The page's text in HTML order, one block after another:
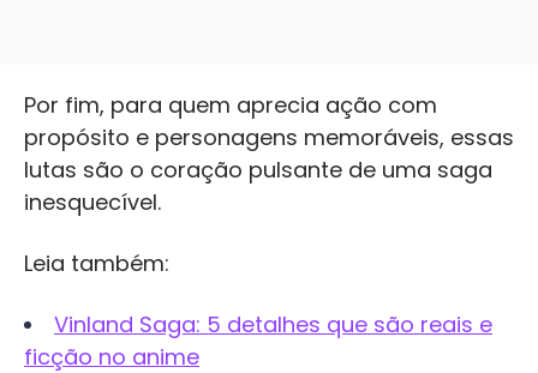
Por fim, para quem aprecia ação com
propósito e personagens memoráveis, essas
lutas são o coração pulsante de uma saga
inesquecível.
Leia também:
Vinland Saga: 5 detalhes que são reais e
ficção no anime